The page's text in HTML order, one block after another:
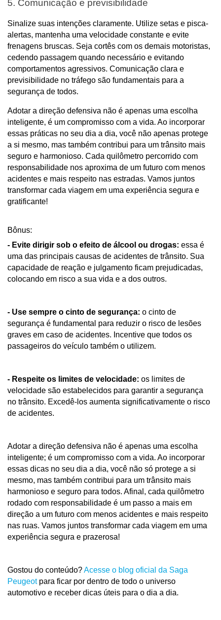
5. Comunicação e previsibilidade
Sinalize suas intenções claramente. Utilize setas e pisca-
alertas, mantenha uma velocidade constante e evite
frenagens bruscas. Seja cortês com os demais motoristas,
cedendo passagem quando necessário e evitando
comportamentos agressivos. Comunicação clara e
previsibilidade no tráfego são fundamentais para a
segurança de todos.
Adotar a direção defensiva não é apenas uma escolha
inteligente, é um compromisso com a vida. Ao incorporar
essas práticas no seu dia a dia, você não apenas protege
a si mesmo, mas também contribui para um trânsito mais
seguro e harmonioso. Cada quilômetro percorrido com
responsabilidade nos aproxima de um futuro com menos
acidentes e mais respeito nas estradas. Vamos juntos
transformar cada viagem em uma experiência segura e
gratificante!
Bônus:
- Evite dirigir sob o efeito de álcool ou drogas: essa é
uma das principais causas de acidentes de trânsito. Sua
capacidade de reação e julgamento ficam prejudicadas,
colocando em risco a sua vida e a dos outros.
- Use sempre o cinto de segurança: o cinto de
segurança é fundamental para reduzir o risco de lesões
graves em caso de acidentes. Incentive que todos os
passageiros do veículo também o utilizem.
- Respeite os limites de velocidade: os limites de
velocidade são estabelecidos para garantir a segurança
no trânsito. Excedê-los aumenta significativamente o risco
de acidentes.
Adotar a direção defensiva não é apenas uma escolha
inteligente; é um compromisso com a vida. Ao incorporar
essas dicas no seu dia a dia, você não só protege a si
mesmo, mas também contribui para um trânsito mais
harmonioso e seguro para todos. Afinal, cada quilômetro
rodado com responsabilidade é um passo a mais em
direção a um futuro com menos acidentes e mais respeito
nas ruas. Vamos juntos transformar cada viagem em uma
experiência segura e prazerosa!
Gostou do conteúdo? Acesse o blog oficial da Saga
Peugeot para ficar por dentro de todo o universo
automotivo e receber dicas úteis para o dia a dia.